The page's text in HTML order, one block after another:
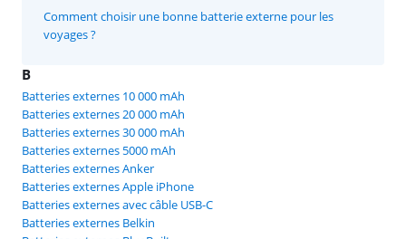
Comment choisir une bonne batterie externe pour les
voyages ?
B
Batteries externes 10 000 mAh
Batteries externes 20 000 mAh
Batteries externes 30 000 mAh
Batteries externes 5000 mAh
Batteries externes Anker
Batteries externes Apple iPhone
Batteries externes avec câble USB-C
Batteries externes Belkin